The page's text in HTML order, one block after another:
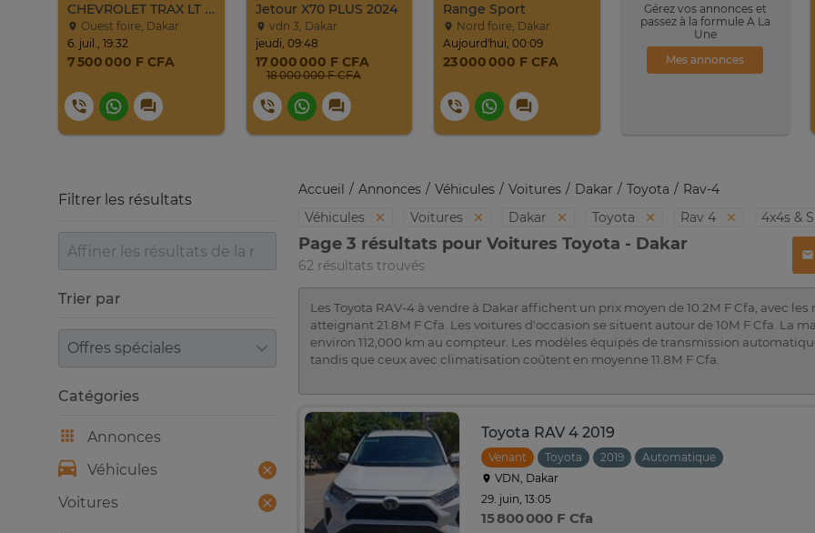
CHEVROLET TRAX LT 2017
Ouest foire, Dakar
6. juil., 19:32
7 500 000 F CFA
Jetour X70 PLUS 2024
vdn 3, Dakar
jeudi, 09:48
17 000 000 F CFA
18 000 000 F CFA
Range Sport
Nord foire, Dakar
Aujourd'hui, 00:09
23 000 000 F CFA
Gérez vos annonces et
passez à la formule A La
Une
Mes annonces
Accueil Annonces Véhicules Voitures Dakar Toyota
Rav-4
Véhicules
Voitures Dakar Toyota Rav 4 4x4s &
Page 3 résultats pour Voitures Toyota - Dakar
62 résultats trouvés
Les Toyota RAV-4 à vendre à Dakar affichent un prix moyen de 10.2M F Cfa, avec
atteignant 21.8M F Cfa. Les voitures d'occasion se situent autour de 10M F Cfa. La
environ 112,000 km au compteur. Les modèles équipés de transmission
tandis que ceux avec climatisation coûtent en moyenne 11.8M F Cfa.
Toyota RAV 4 2019
Venant Toyota 2019
Automatique
VDN, Dakar
29. juin, 13:05
15 800 000 F Cfa
Filtrer les résultats
Trier par
Trier par
Catégories
Annonces
Véhicules
Voitures